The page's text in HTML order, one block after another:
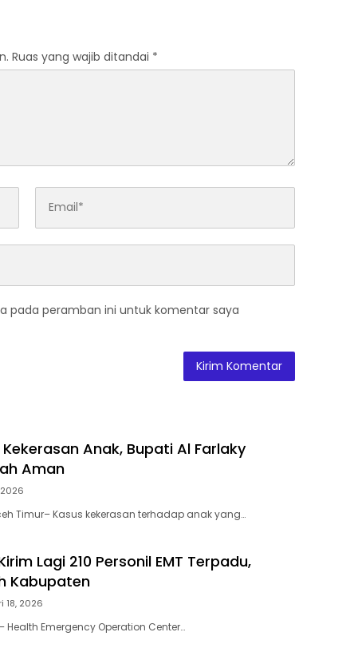
Ruas yang wajib ditandai *
pada peramban ini untuk komentar saya
Kekerasan Anak, Bupati Al Farlaky
Aman
2026
Timur– Kasus kekerasan terhadap anak yang…
Lagi 210 Personil EMT Terpadu,
Kabupaten
18, 2026
– Health Emergency Operation Center…